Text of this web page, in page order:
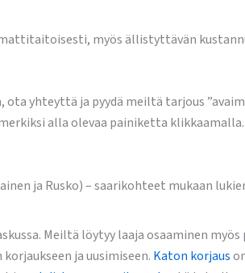
myös ällistyttävän
yhteyttä ja pyydä meiltä tarjous
alla olevaa painiketta
ja Rusko) – saarikohteet mukaan
Meiltä löytyy laaja osaaminen myös
ja uusimiseen. Katon korjaus